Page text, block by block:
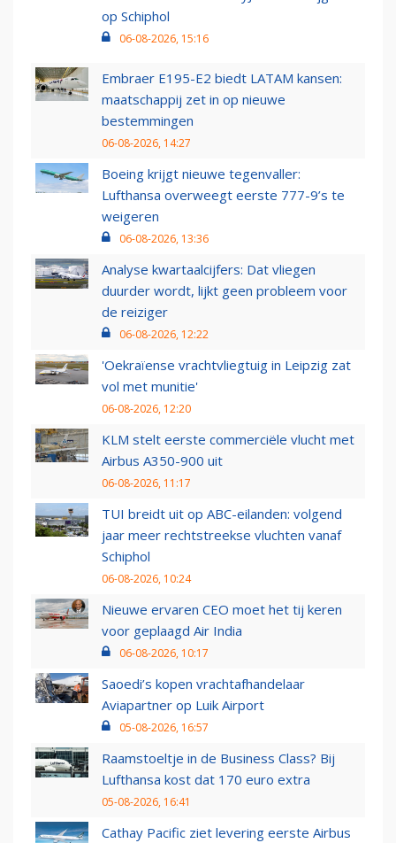
op Schiphol
06-08-2026, 15:16
Embraer E195-E2 biedt LATAM kansen:
maatschappij zet in op nieuwe
bestemmingen
06-08-2026, 14:27
Boeing krijgt nieuwe tegenvaller:
Lufthansa overweegt eerste 777-9’s te
weigeren
06-08-2026, 13:36
Analyse kwartaalcijfers: Dat vliegen
duurder wordt, lijkt geen probleem voor
de reiziger
06-08-2026, 12:22
'Oekraïense vrachtvliegtuig in Leipzig zat
vol met munitie'
06-08-2026, 12:20
KLM stelt eerste commerciële vlucht met
Airbus A350-900 uit
06-08-2026, 11:17
TUI breidt uit op ABC-eilanden: volgend
jaar meer rechtstreekse vluchten vanaf
Schiphol
06-08-2026, 10:24
Nieuwe ervaren CEO moet het tij keren
voor geplaagd Air India
06-08-2026, 10:17
Saoedi’s kopen vrachtafhandelaar
Aviapartner op Luik Airport
05-08-2026, 16:57
Raamstoeltje in de Business Class? Bij
Lufthansa kost dat 170 euro extra
05-08-2026, 16:41
Cathay Pacific ziet levering eerste Airbus